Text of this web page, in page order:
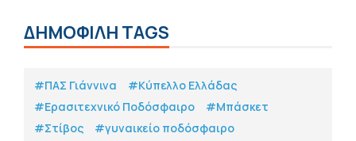
ΔΗΜΟΦΙΛΗ TAGS
#ΠΑΣ Γιάννινα
#Κύπελλο Ελλάδας
#Eρασιτεχνικό Ποδόσφαιρο
#Μπάσκετ
#Στίβος
#γυναικείο ποδόσφαιρο